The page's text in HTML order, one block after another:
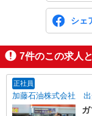
シェ
7件のこの求人
正社員
加藤石油株式会社